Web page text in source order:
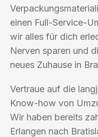
einen Full-Service-
wir alles für dich
Nerven sparen und
neues Zuhause in
Vertraue auf die
Know-how von
Wir haben bereits
Erlangen nach